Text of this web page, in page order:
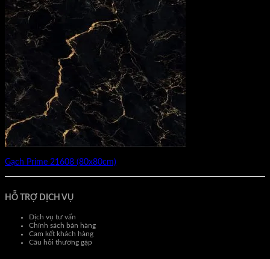
Gạch Prime 21608 (80x80cm)
HỖ TRỢ DỊCH VỤ
Dịch vụ tư vấn
Chính sách bán hàng
Cam kết khách hàng
Câu hỏi thường gặp